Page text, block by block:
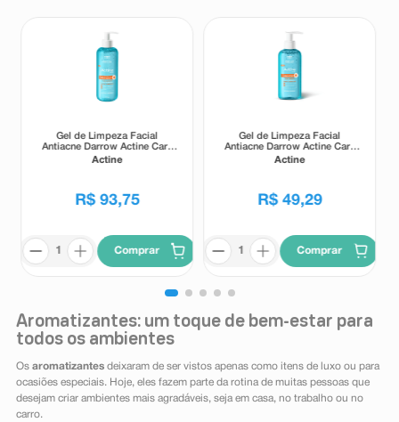
Gel de Limpeza Facial
Antiacne Darrow Actine Care
Alta Tolerância 400g
Actine
R$ 93,75
Comprar
Gel de Limpeza Facial
Antiacne Darrow Actine Care
Alta Tolerância 140g
Actine
R$ 49,29
Comprar
Aromatizantes: um toque de bem-estar para
todos os ambientes
Os aromatizantesdeixaram de ser vistos apenas como itens de luxo ou para
ocasiões especiais. Hoje, eles fazem parte da rotina de muitas pessoas que
desejam criar ambientes mais agradáveis, seja em casa, no trabalho ou no
carro.